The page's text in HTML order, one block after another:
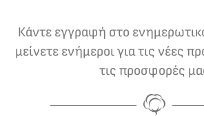
Κάντε εγγραφή στο
μείνετε ενήμεροι για τις νέες
τις προσφορές